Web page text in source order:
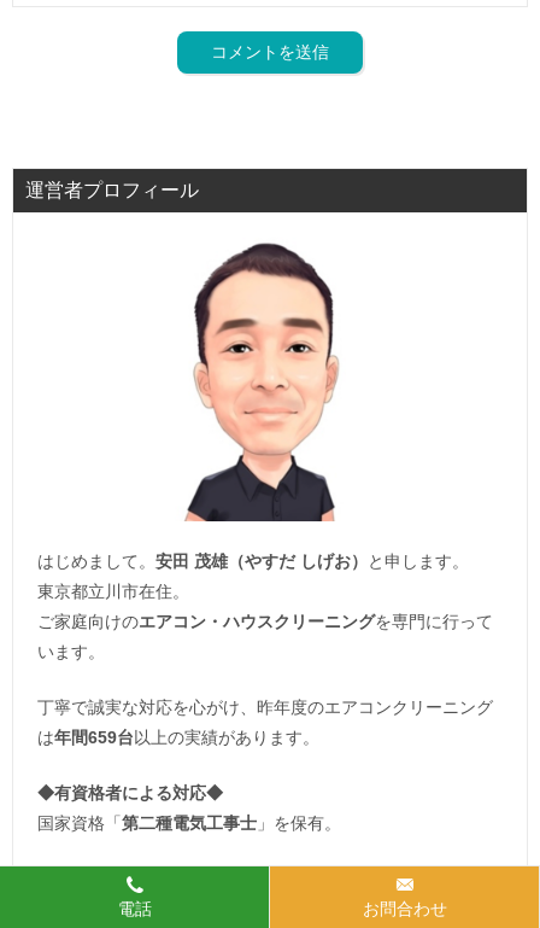
運営者プロフィール
はじめまして。 安田 茂雄（やすだ しげお）
と申します。
東京都立川市在住。
ご家庭向けのエアコン・ハウスクリーニングを専門に行って
います。
丁寧で誠実な対応を心がけ、昨年度のエアコンクリーニング
は年間659台以上の実績があります。
◆有資格者による対応◆
国家資格「 第二種電気工事士 」を保有。
安心・確実な電気機器の取り扱いで 施工品質も保証
電話 お問合わせ